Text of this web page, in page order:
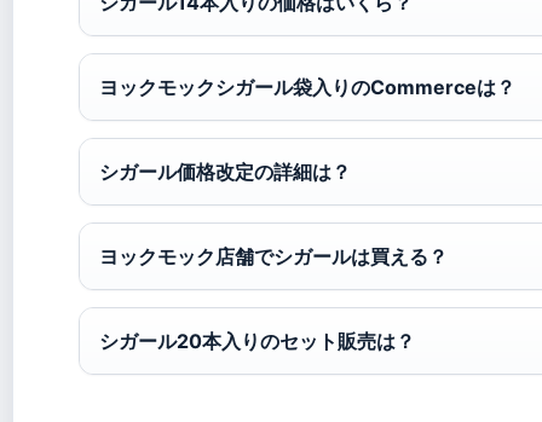
ヨックモックシガール袋入りのCommerceは？
シガール価格改定の詳細は？
ヨックモック店舗でシガールは買える？
シガール20本入りのセット販売は？